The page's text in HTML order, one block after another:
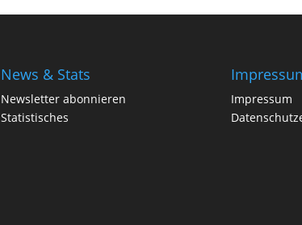
News & Stats
Newsletter abonnieren
Statistisches
Impressum